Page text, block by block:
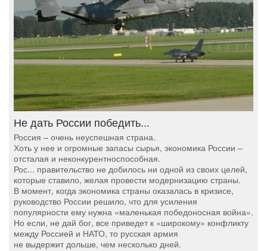
Не дать России победить...
Россия – очень неуспешная страна.
Хоть у нее и огромные запасы сырья, экономика России –
отсталая и неконкурентноспособная.
Рос... правительство не добилось ни одной из своих целей,
которые ставило, желая провести модернизацию страны.
В момент, когда экономика страны оказалась в кризисе,
руководство России решило, что для усиления
популярности ему нужна «маленькая победоносная война».
Но если, не дай бог, все приведет к «широкому» конфликту
между Россией и НАТО, то русская армия
не выдержит дольше, чем несколько дней.